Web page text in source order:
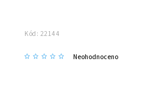
Kód: 22144
Neohodnoceno